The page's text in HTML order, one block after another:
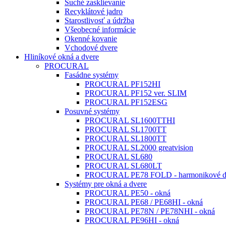
Suché zasklievanie
Recyklátové jadro
Starostlivosť a údržba
Všeobecné informácie
Okenné kovanie
Vchodové dvere
Hliníkové okná a dvere
PROCURAL
Fasádne systémy
PROCURAL PF152HI
PROCURAL PF152 ver. SLIM
PROCURAL PF152ESG
Posuvné systémy
PROCURAL SL1600TTHI
PROCURAL SL1700TT
PROCURAL SL1800TT
PROCURAL SL2000 greatvision
PROCURAL SL680
PROCURAL SL680LT
PROCURAL PE78 FOLD - harmonikové
Systémy pre okná a dvere
PROCURAL PE50 - okná
PROCURAL PE68 / PE68HI - okná
PROCURAL PE78N / PE78NHI - okná
PROCURAL PE96HI - okná